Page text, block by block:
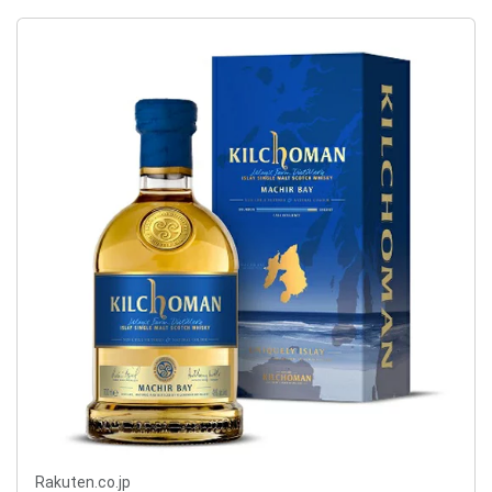
Rakuten.co.jp